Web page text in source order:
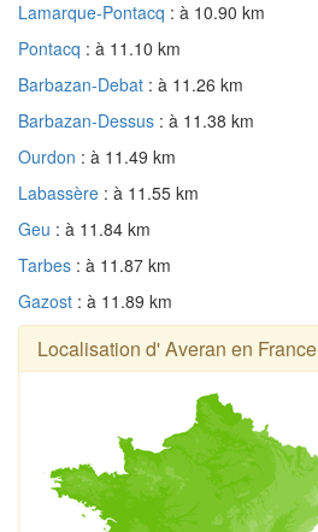
Lamarque-Pontacq : à 10.90 km
Pontacq : à 11.10 km
Barbazan-Debat : à 11.26 km
Barbazan-Dessus : à 11.38 km
Ourdon : à 11.49 km
Labassère : à 11.55 km
Geu : à 11.84 km
Tarbes : à 11.87 km
Gazost : à 11.89 km
Localisation d' Averan en France